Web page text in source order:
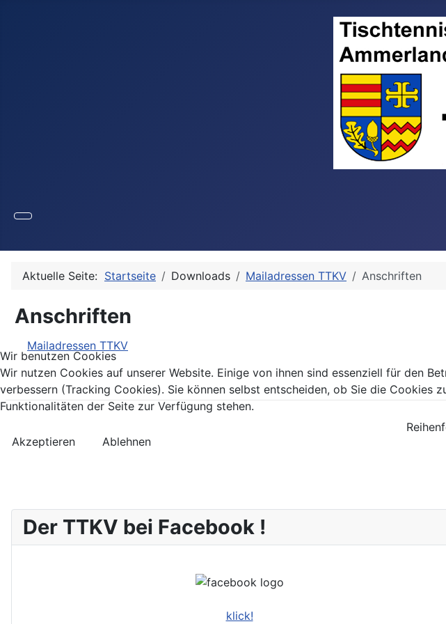
Aktuelle Seite: Startseite Downloads Mailadressen TTKV Anschriften
Anschriften
Mailadressen TTKV
Der TTKV bei Facebook !
klick!
Wir benutzen Cookies
Wir nutzen Cookies auf unserer Website. Einige von ihnen sind essenziell für den
verbessern (Tracking Cookies). Sie können selbst entscheiden, ob Sie die
Funktionalitäten der Seite zur Verfügung stehen.
Akzeptieren Ablehnen